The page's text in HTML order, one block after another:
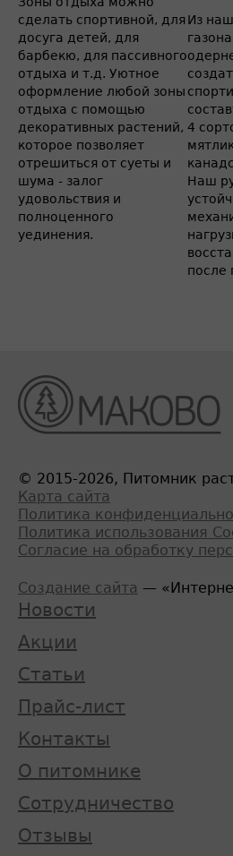
сделать спортивной, для
досуга детей, для
барбекю, для пассивного
отдыха и т.д. Уютное
оформление любой зоны
отдыха с помощью
декоративных растений,
которое позволяет
отрешиться от суеты и
шума - залог
удовольствия и
полноценного
уединения.
Из
4
Наш
после
© 2015-2026, Питомник
Карта сайта
Политика
Политика использования
Согласие на обработку
Создание сайта —
Новости
Акции
Статьи
Прайс-лист
Контакты
О питомнике
Сотрудничество
Отзывы